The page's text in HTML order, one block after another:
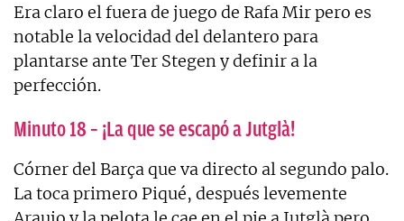
Era claro el fuera de juego de Rafa Mir pero es
notable la velocidad del delantero para
plantarse ante Ter Stegen y definir a la
perfección.
Minuto 18 – ¡La que se escapó a Jutglà!
Córner del Barça que va directo al segundo palo.
La toca primero Piqué, después levemente